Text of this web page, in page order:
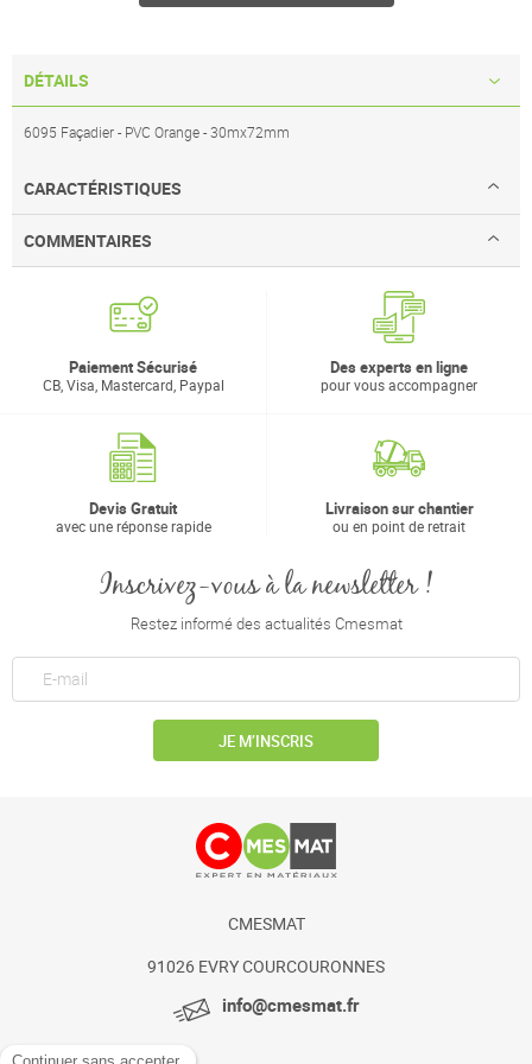
DÉTAILS
6095 Façadier - PVC Orange - 30mx72mm
CARACTÉRISTIQUES
COMMENTAIRES
Paiement Sécurisé
CB, Visa, Mastercard, Paypal
Des experts en ligne
pour vous accompagner
Devis Gratuit
avec une réponse rapide
Livraison sur chantier
ou en point de retrait
Inscrivez-vous à la newsletter !
Restez informé des actualités Cmesmat
JE M’INSCRIS
CMESMAT
91026 EVRY COURCOURONNES
info@cmesmat.fr